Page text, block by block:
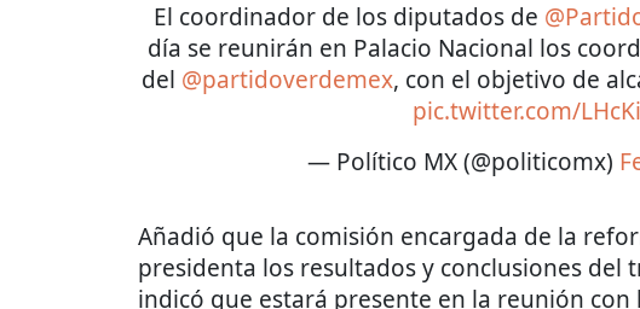
El coordinador de los diputados de
día se reunirán en Palacio Nacional los
del @partidoverdemex, con el objetivo de
pic.twitter.com/
— Político MX (@politicomx)
Añadió que la comisión encargada de la
presidenta los resultados y conclusiones del
indicó que estará presente en la reunión